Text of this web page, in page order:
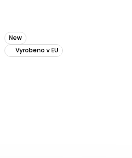
New
Vyrobeno v EU